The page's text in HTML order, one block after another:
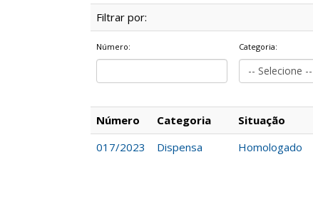
Filtrar por:
Número: Categoria:
Número Categoria Situação
017/2023
Dispensa Homologado